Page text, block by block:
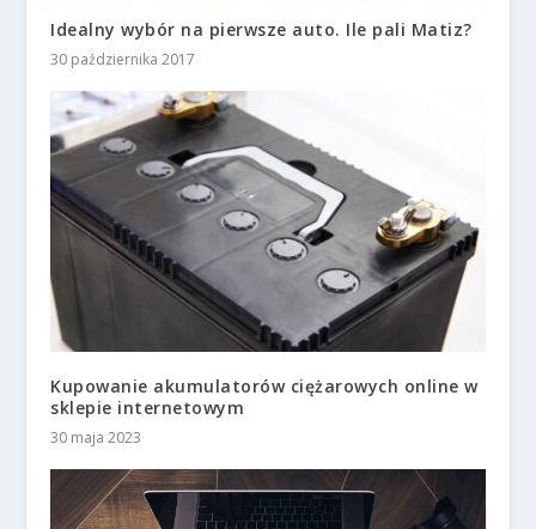
Idealny wybór na pierwsze auto. Ile pali Matiz?
30 października 2017
Kupowanie akumulatorów ciężarowych online w
sklepie internetowym
30 maja 2023